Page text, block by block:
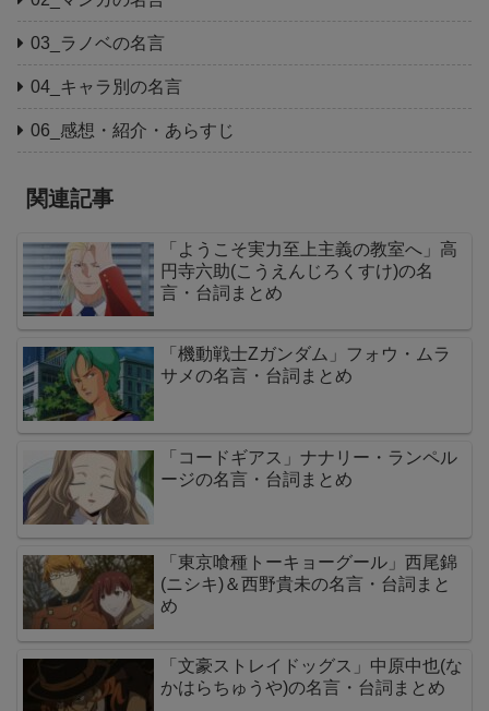
03_ラノベの名言
04_キャラ別の名言
06_感想・紹介・あらすじ
関連記事
「ようこそ実力至上主義の教室へ」高
円寺六助(こうえんじろくすけ)の名
言・台詞まとめ
「機動戦士Zガンダム」フォウ・ムラ
サメの名言・台詞まとめ
「コードギアス」ナナリー・ランペル
ージの名言・台詞まとめ
「東京喰種トーキョーグール」西尾錦
(ニシキ)＆西野貴未の名言・台詞まと
め
「文豪ストレイドッグス」中原中也(な
かはらちゅうや)の名言・台詞まとめ